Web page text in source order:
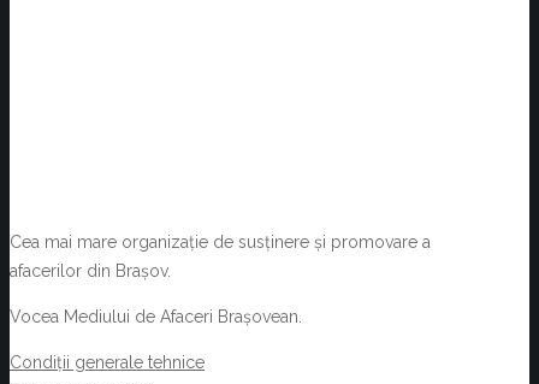
Cea mai mare organizație de susținere și promovare a
afacerilor din Brașov.
Vocea Mediului de Afaceri Brașovean.
Condiții generale tehnice